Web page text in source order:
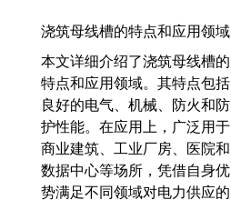
浇筑母线槽的特点和应用领域
本文详细介绍了浇筑母线槽的
特点和应用领域。其特点包括
良好的电气、机械、防火和防
护性能。在应用上，广泛用于
商业建筑、工业厂房、医院和
数据中心等场所，凭借自身优
势满足不同领域对电力供应的